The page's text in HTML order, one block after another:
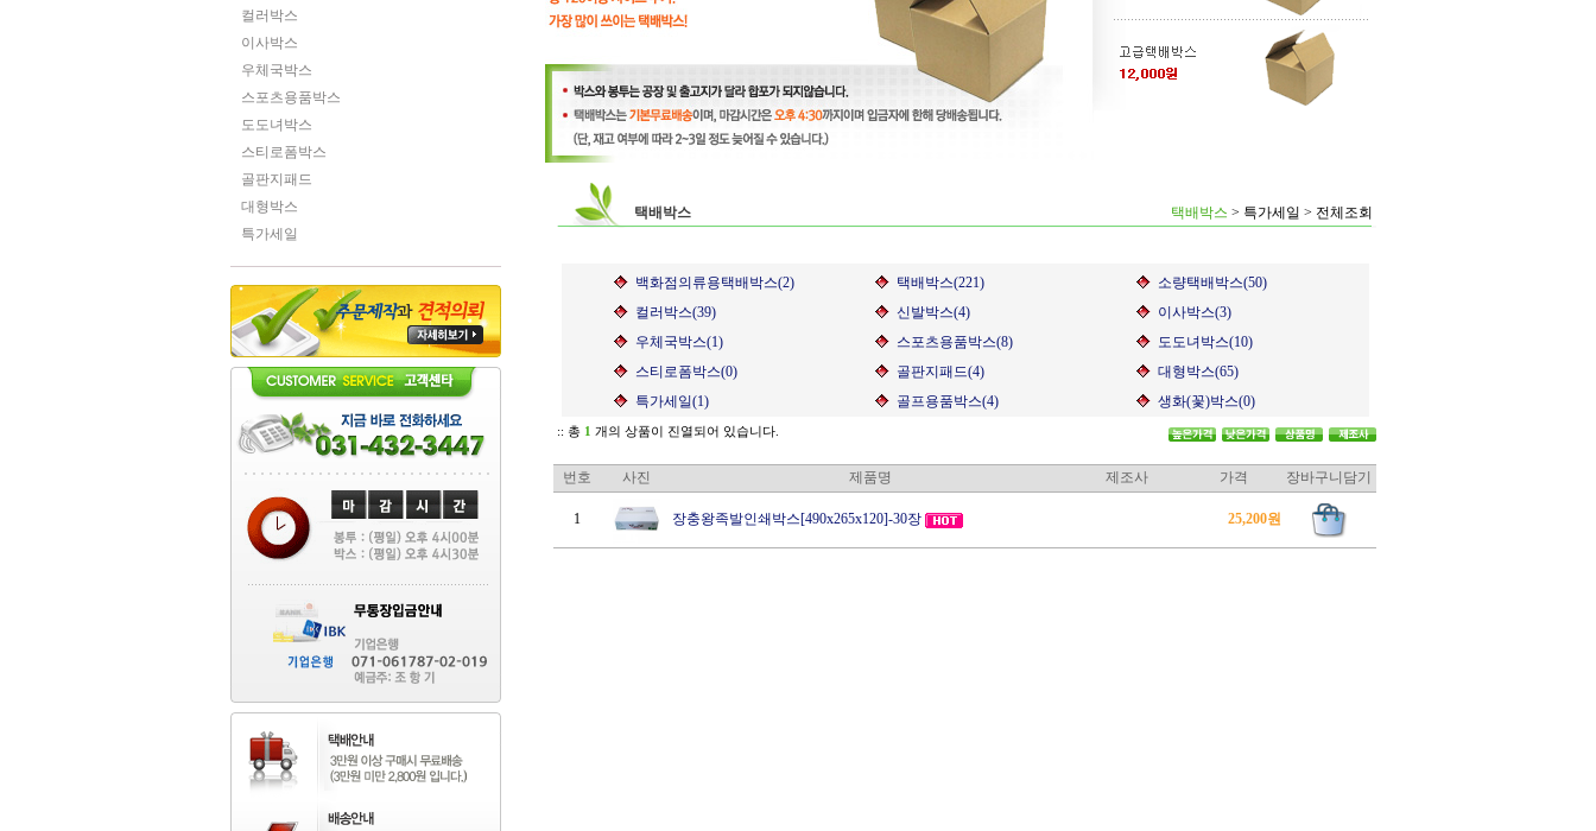
컬러박스
이사박스
우체국박스
스포츠용품박스
도도녀박스
스티로폼박스
골판지패드
대형박스
특가세일
택배박스 택배박스 > 특가세일 > 전체조회
백화점의류용택배박스(2) 택배박스(221)
소량택배박스(50)
컬러박스(39)
신발박스(4)
이사박스(3)
우체국박스(1)
스포츠용품박스(8)
도도녀박스(10)
스티로폼박스(0)
골판지패드(4)
대형박스(65)
특가세일(1)
골프용품박스(4) 생화(꽃)박스(0)
:: 총 1 개의 상품이 진열되어 있습니다.
번호 사진 제품명 제조사 가격 장바구니담기
1 장충왕족발인쇄박스[490x265x120]-30장 25,200원